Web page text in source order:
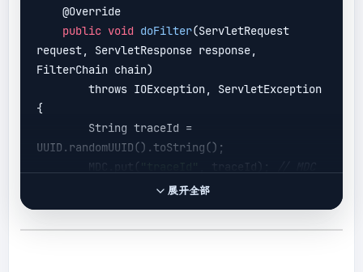
    @
Override
public void doFilter(ServletRequest
request, ServletResponse response,
FilterChain chain)
{
UUID.randomUUID().toString();
        MDC.put(
, traceId);
内部基于 ThreadLocal
展开全部